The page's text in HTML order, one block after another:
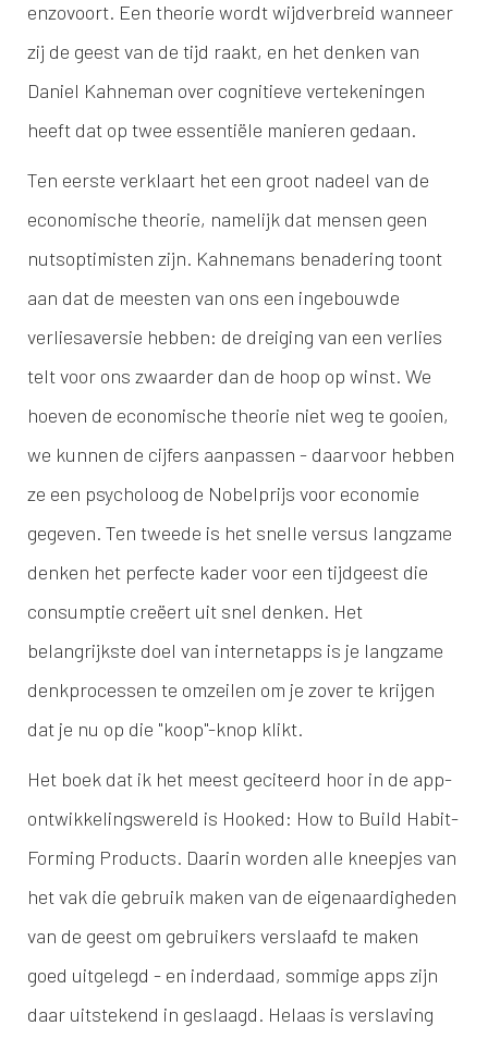
enzovoort. Een theorie wordt wijdverbreid wanneer
zij de geest van de tijd raakt, en het denken van
Daniel Kahneman over cognitieve vertekeningen
heeft dat op twee essentiële manieren gedaan.
Ten eerste verklaart het een groot nadeel van de
economische theorie, namelijk dat mensen geen
nutsoptimisten zijn. Kahnemans benadering toont
aan dat de meesten van ons een ingebouwde
verliesaversie hebben: de dreiging van een verlies
telt voor ons zwaarder dan de hoop op winst. We
hoeven de economische theorie niet weg te gooien,
we kunnen de cijfers aanpassen - daarvoor hebben
ze een psycholoog de Nobelprijs voor economie
gegeven. Ten tweede is het snelle versus langzame
denken het perfecte kader voor een tijdgeest die
consumptie creëert uit snel denken. Het
belangrijkste doel van internetapps is je langzame
denkprocessen te omzeilen om je zover te krijgen
dat je nu op die "koop"-knop klikt.
Het boek dat ik het meest geciteerd hoor in de app-
ontwikkelingswereld is Hooked: How to Build Habit-
Forming Products. Daarin worden alle kneepjes van
het vak die gebruik maken van de eigenaardigheden
van de geest om gebruikers verslaafd te maken
goed uitgelegd - en inderdaad, sommige apps zijn
daar uitstekend in geslaagd. Helaas is verslaving